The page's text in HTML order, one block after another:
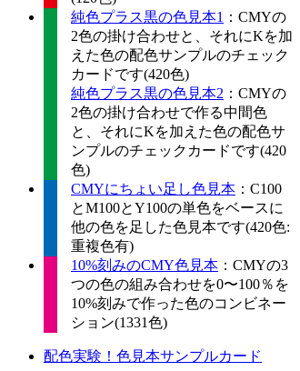
純色プラス黒の色見本1 ：CMYの
2色の掛け合わせと、それにKを加
えた色の配色サンプルのチェック
カードです(420色)
純色プラス黒の色見本2 ：CMYの
2色の掛け合わせで作る中間色
と、それにKを加えた色の配色サ
ンプルのチェックカードです(420
色)
CMYにちょい足し色見本 ：C100
とM100とY100の単色をベースに
他の色を足した色見本です(420色:
重複色有)
10%刻みのCMY色見本 ：CMYの3
つの色の組み合わせを0〜100％を
10%刻みで作った色のコンビネー
ション(1331色)
配色実験！色見本サンプルカード